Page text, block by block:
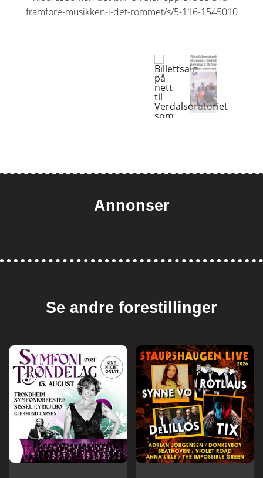
framfore-musikken-i-det-rommet/s/5-116-1545010
Annonser
Se andre forestillinger